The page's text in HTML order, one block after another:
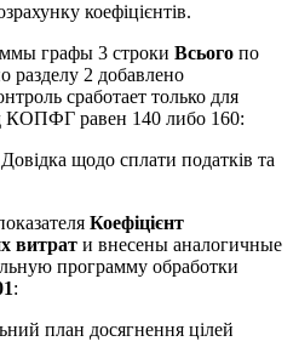
коефіцієнтів.
графы 3 строки Всього по
разделу 2 добавлено
сработает только для
КОПФГ равен 140 либо 160:
щодо сплати податків та
Коефіцієнт
витрат и внесены аналогичные
программу обработки
:
план досягнення цілей